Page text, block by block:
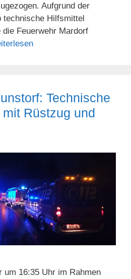
Aufgrund der
technische Hilfsmittel
Feuerwehr Mardorf
Technische
Rüstzug und
um 16:35 Uhr im Rahmen